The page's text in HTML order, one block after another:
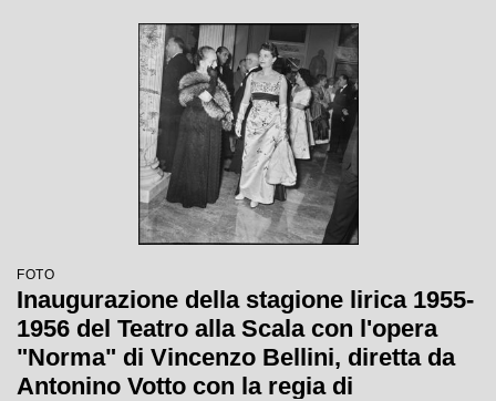
FOTO
Inaugurazione della stagione lirica 1955-
1956 del Teatro alla Scala con l'opera
"Norma" di Vincenzo Bellini, diretta da
Antonino Votto con la regia di